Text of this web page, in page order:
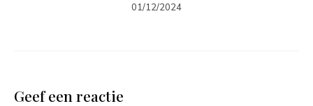
01/12/2024
Geef een reactie